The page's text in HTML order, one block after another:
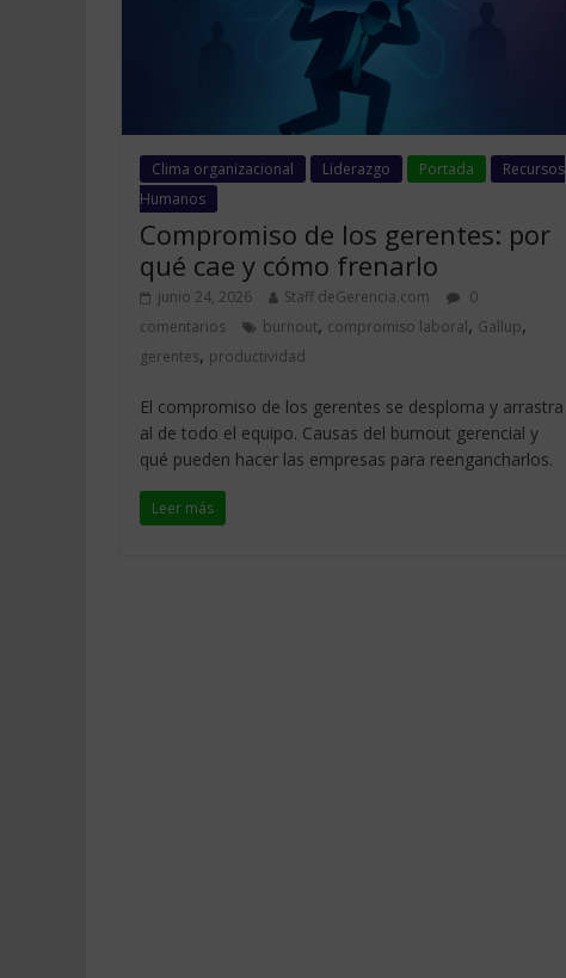
Clima organizacional Liderazgo Portada
Recursos
Humanos
Compromiso de los gerentes: por
qué cae y cómo frenarlo
junio 24, 2026 Staff deGerencia.com
0
comentarios
burnout, compromiso laboral, Gallup,
gerentes, productividad
El compromiso de los gerentes se desploma y arrastra
al de todo el equipo. Causas del burnout gerencial y
qué pueden hacer las empresas para reengancharlos.
Leer más